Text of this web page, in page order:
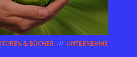
& BÜCHER
UNTERNEHME